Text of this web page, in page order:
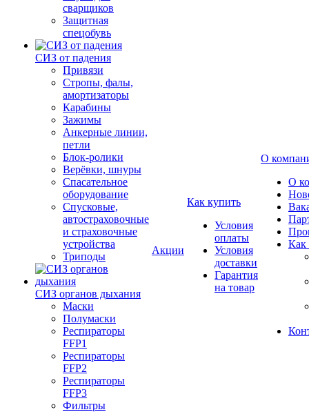
сварщиков
Защитная
спецобувь
СИЗ от падения
Привязи
Стропы, фалы,
амортизаторы
Карабины
Зажимы
Анкерные линии,
петли
Блок-ролики
Верёвки, шнуры
Спасательное
оборудование
Спусковые,
автостраховочные
и страховочные
устройства
Триподы
СИЗ органов дыхания
Маски
Полумаски
Респираторы
FFP1
Респираторы
FFP2
Респираторы
FFP3
Фильтры
Акции
Как купить
Условия
оплаты
Условия
доставки
Гарантия
на товар
О
О
Как